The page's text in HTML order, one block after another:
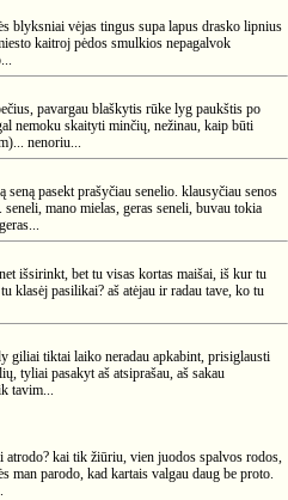
blyksniai vėjas tingus supa lapus drasko lipnius
kaitroj pėdos smulkios nepagalvok
pavargau blaškytis rūke lyg paukštis po
nemoku skaityti minčių, nežinau, kaip būti
nenoriu...
pasekt prašyčiau senelio. klausyčiau senos
mano mielas, geras seneli, buvau tokia
išsirinkt, bet tu visas kortas maišai, iš kur tu
klasėj pasilikai? aš atėjau ir radau tave, ko tu
giliai tiktai laiko neradau apkabint, prisiglausti
tyliai pasakyt aš atsiprašau, aš sakau
tavim...
kai tik žiūriu, vien juodos spalvos rodos,
man parodo, kad kartais valgau daug be proto.